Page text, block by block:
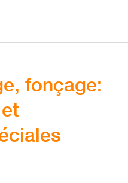
fonçage: